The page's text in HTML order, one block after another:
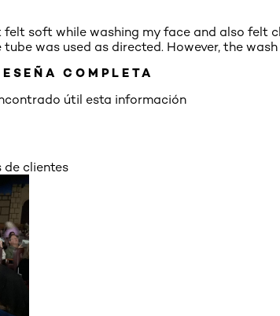
soft while washing my face and also felt
tube was used as directed. However, the
COMPLETA
útil esta información
de clientes